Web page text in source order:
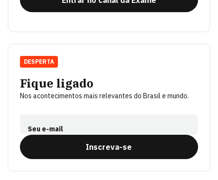
Fique ligado
Nos acontecimentos mais relevantes do Brasil e mundo.
Seu e-mail
Inscreva-se
DESPERTA